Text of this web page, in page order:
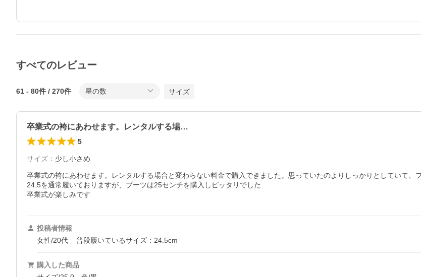
すべてのレビュー
61 - 80件 / 270件 星の数 サイズ
卒業式の袴にあわせます。レンタルする場…
5
サイズ ： 少し小さめ
卒業式の袴にあわせます。レンタルする場合と変わらない料金で購入できました。思っていたのよりしっかりとしていて、
24.5を通常履いておりますが、ブーツは25センチを購入しピッタリでした
卒業式が楽しみです
投稿者情報
女性/20代
普段履いているサイズ：24.5cm
購入した商品